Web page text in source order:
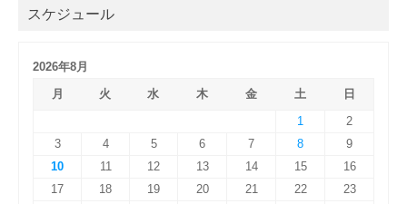
スケジュール
2026年8月
月
火 水 木 金 土
日
1
2
3
4 5 6 7 8
9
10
11 12 13 14 15
16
17
18 19 20 21 22
23